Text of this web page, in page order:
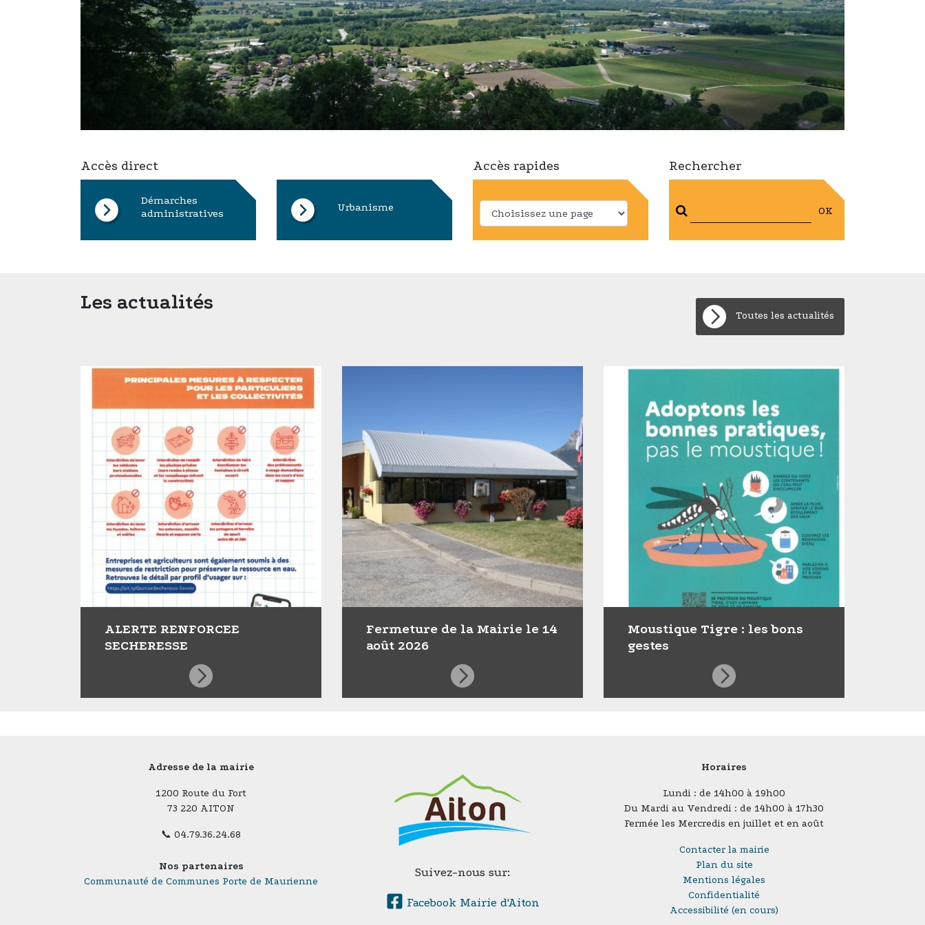
Accès direct
Démarches
administratives
Urbanisme
Accès rapides Rechercher
OK
Les actualités
Toutes les actualités
ALERTE RENFORCEE
SECHERESSE
Fermeture de la Mairie le 14
août 2026
Moustique Tigre : les bons
gestes
Adresse de la mairie
1200 Route du Fort
73 220 AITON
📞 04.79.36.24.68
Nos partenaires
Communauté de Communes Porte de Maurienne
Suivez-nous sur:
Facebook Mairie d'Aiton
Horaires
Lundi : de 14h00 à 19h00
Du Mardi au Vendredi : de 14h00 à 17h30
Fermée les Mercredis en juillet et en août
Contacter la mairie
Plan du site
Mentions légales
Confidentialité
Accessibilité (en cours)